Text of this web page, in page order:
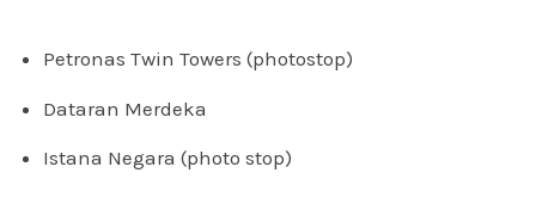
Petronas Twin Towers (photostop)
Dataran Merdeka
Istana Negara (photo stop)